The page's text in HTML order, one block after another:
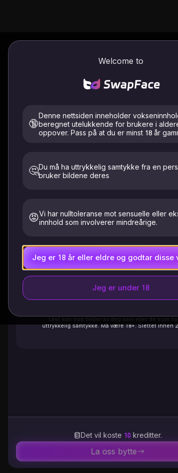
Welcome to
🔞
Denne nettsiden inneholder
beregnet utelukkende for brukere i
oppover. Pass på at du er minst 18 år
🤔Du må ha uttrykkelig samtykke fra en
bruker bildene deres
😡Vi har nulltoleranse mot sensuelle eller
innhold som involverer mindreårige.
Jeg er 18 år eller eldre og godtar disse
Jeg er under 18
Klikk for å laste opp et bilde
eller velg en mal
Klikk for å laste opp et bilde
Last kun opp bilder av deg selv eller de som
uttrykkelig samtykke. Må være 18+. Slettet innen
Det vil koste 10 kreditter.
La oss bytte